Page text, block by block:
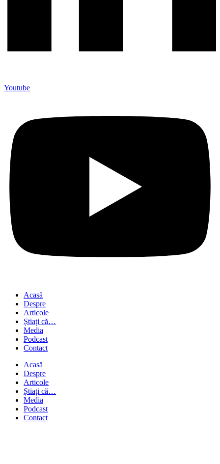
Youtube
Acasă
Despre
Articole
Știați că…
Media
Podcast
Contact
Acasă
Despre
Articole
Știați că…
Media
Podcast
Contact